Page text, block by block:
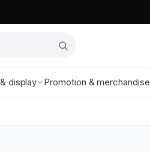
display Promotion & merchandise